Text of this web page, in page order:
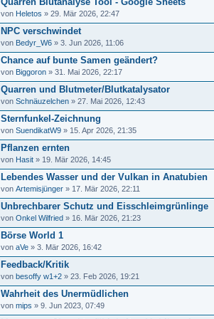
von Heletos » 29. Mär 2026, 22:47
NPC verschwindet
von Bedyr_W6 » 3. Jun 2026, 11:06
Chance auf bunte Samen geändert?
von Biggoron » 31. Mai 2026, 22:17
Quarren und Blutmeter/Blutkatalysator
von Schnäuzelchen » 27. Mai 2026, 12:43
Sternfunkel-Zeichnung
von SuendikatW9 » 15. Apr 2026, 21:35
Pflanzen ernten
von Hasit » 19. Mär 2026, 14:45
Lebendes Wasser und der Vulkan in Anatubien
von Artemisjünger » 17. Mär 2026, 22:11
Unbrechbarer Schutz und Eisschleimgrünlinge
von Onkel Wilfried » 16. Mär 2026, 21:23
Börse World 1
von aVe » 3. Mär 2026, 16:42
Feedback/Kritik
von besoffy w1+2 » 23. Feb 2026, 19:21
Wahrheit des Unermüdlichen
von mips » 9. Jun 2023, 07:49